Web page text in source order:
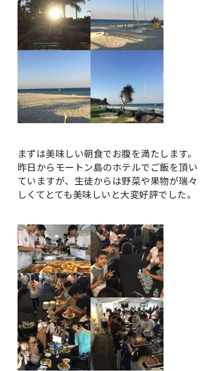
まずは美味しい朝食でお腹を満たします。
昨日からモートン島のホテルでご飯を頂い
ていますが、生徒からは野菜や果物が瑞々
しくてとても美味しいと大変好評でした。